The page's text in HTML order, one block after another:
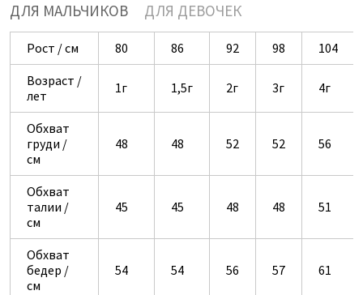
ДЛЯ МАЛЬЧИКОВ ДЛЯ ДЕВОЧЕК
Рост / см 80 86 92 98
104
Возраст /
лет
1г 1,5г 2г 3г 4г
Обхват
груди /
см
48 48 52 52 56
Обхват
талии /
см
45 45 48 48 51
Обхват
бедер /
см
54 54 56 57 61